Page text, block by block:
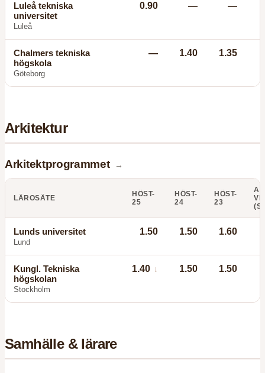
Luleå tekniska
universitet
Luleå
0.90 — —
Chalmers tekniska
högskola
Göteborg
— 1.40 1.35
Arkitektur
Arkitektprogrammet →
LÄROSÄTE
HÖST-
25
HÖST-
24
HÖST-
23
Lunds universitet
Lund
1.50 1.50 1.60
Kungl. Tekniska
högskolan
Stockholm
1.40 ↓ 1.50 1.50
Samhälle & lärare